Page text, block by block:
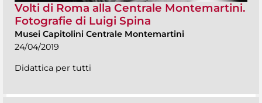
Volti di Roma alla Centrale Montemartini.
Fotografie di Luigi Spina
Musei Capitolini Centrale Montemartini
24/04/2019
Didattica per tutti